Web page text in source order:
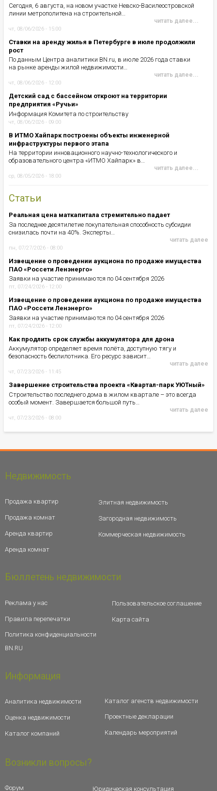
Сегодня, 6 августа, на новом участке Невско-Василеостровской
линии метрополитена на строительной…
читать далее...
чт, 08/06/2026 - 15:00
Ставки на аренду жилья в Петербурге в июле продолжили
рост
По данным Центра аналитики BN.ru, в июле 2026 года ставки
на рынке аренды жилой недвижимости…
читать далее...
чт, 08/06/2026 - 12:00
Детский сад с бассейном откроют на территории
предприятия «Ручьи»
Информация Комитета по строительству
чт, 08/06/2026 - 09:00
В ИТМО Хайпарк построены объекты инженерной
инфраструктуры первого этапа
На территории инновационного научно-технологического и
образовательного центра «ИТМО Хайпарк» в…
читать далее...
ср, 08/05/2026 - 18:00
Статьи
Реальная цена маткапитала стремительно падает
За последнее десятилетие покупательная способность субсидии
снизилась почти на 40%. Эксперты…
читать далее
пн, 07/27/2026 - 08:00
Извещение о проведении аукциона по продаже имущества
ПАО «Россети Ленэнерго»
Заявки на участие принимаются по 04 сентября 2026
пт, 07/24/2026 - 12:00
Извещение о проведении аукциона по продаже имущества
ПАО «Россети Ленэнерго»
Заявки на участие принимаются по 04 сентября 2026
пт, 07/24/2026 - 12:00
Как продлить срок службы аккумулятора для дрона
Аккумулятор определяет время полёта, доступную тягу и
безопасность беспилотника. Его ресурс зависит…
читать далее
чт, 07/23/2026 - 11:45
Завершение строительства проекта «Квартал-парк УЮТный»
Строительство последнего дома в жилом квартале – это всегда
особый момент. Завершается большой путь…
читать далее
чт, 07/23/2026 - 08:00
Недвижимость
Продажа квартир
Продажа комнат
Аренда квартир
Аренда комнат
Элитная недвижимость
Загородная недвижимость
Коммерческая недвижимость
Бюллетень недвижимости
Реклама у нас
Правила перепечатки
Политика конфиденциальности
BN.RU
Пользовательское соглашение
Карта сайта
Информация
Аналитика недвижимости
Оценка недвижимости
Каталог компаний
Каталог агенств недвижимости
Проектные декларации
Календарь мероприятий
Возникли вопросы?
Форум Юридическая консультация